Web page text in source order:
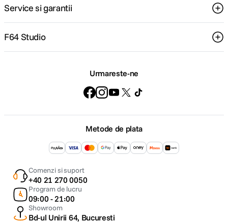
Service si garantii
F64 Studio
Urmareste-ne
Metode de plata
Comenzi si suport
+40 21 270 0050
Program de lucru
09:00 - 21:00
Showroom
Bd-ul Unirii 64, Bucuresti